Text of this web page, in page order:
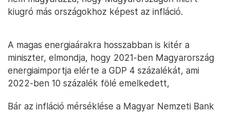
kiugró más országokhoz képest az infláció.
A magas energiaárakra hosszabban is kitér a
miniszter, elmondja, hogy 2021-ben Magyarország
energiaimportja elérte a GDP 4 százalékát, ami
2022-ben 10 százalék fölé emelkedett,
Bár az infláció mérséklése a Magyar Nemzeti Bank